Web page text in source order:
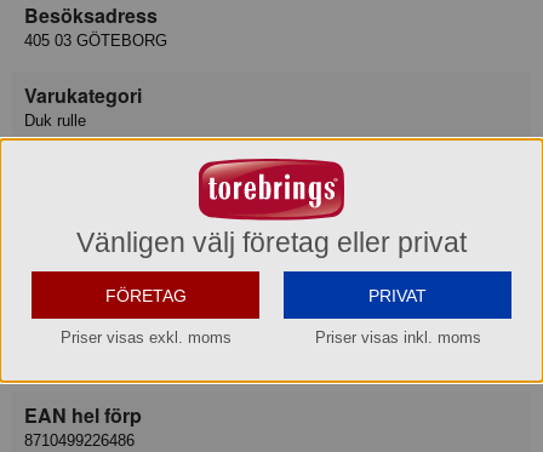
Besöksadress
405 03 GÖTEBORG
Varukategori
Duk rulle
Essity Hygiene and Health AB
Lev art nr
EAN del förp
EAN hel förp
8710499226486
Vänligen välj företag eller privat
FÖRETAG
Priser visas exkl. moms
PRIVAT
Priser visas inkl. moms